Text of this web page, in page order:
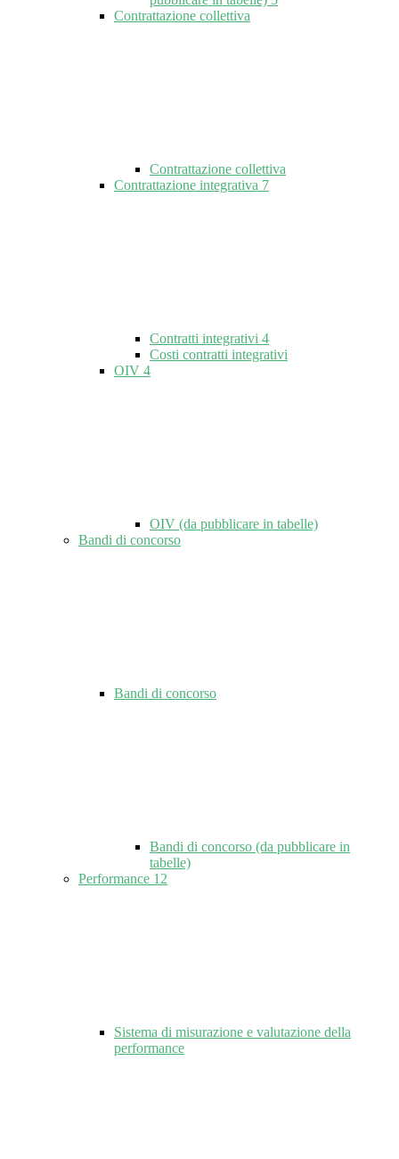
Contrattazione collettiva
Contrattazione collettiva
Contrattazione integrativa 7
Contratti integrativi 4
Costi contratti integrativi
OIV 4
OIV (da pubblicare in tabelle)
Bandi di concorso
Bandi di concorso
Bandi di concorso (da pubblicare in
tabelle)
Performance 12
Sistema di misurazione e valutazione della
performance